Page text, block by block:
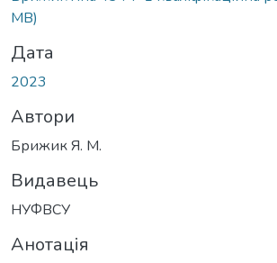
MB)
Дата
2023
Автори
Брижик Я. М.
Видавець
НУФВСУ
Анотація